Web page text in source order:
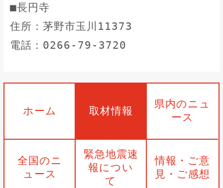
■長円寺
住所：茅野市玉川11373
電話：0266-79-3720
ホーム 取材情報
県内のニュ
ース
全国のニ
ュース
緊急地震速
報につい
て
情報・ご意
見・ご感想